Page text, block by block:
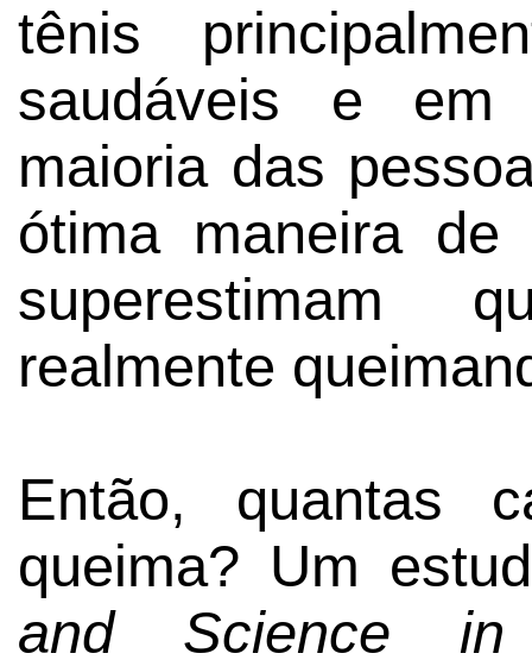
tênis
saudáveis e
maioria das
ótima maneira de
superestimam
realmente
Então, quantas
queima? Um
and Science